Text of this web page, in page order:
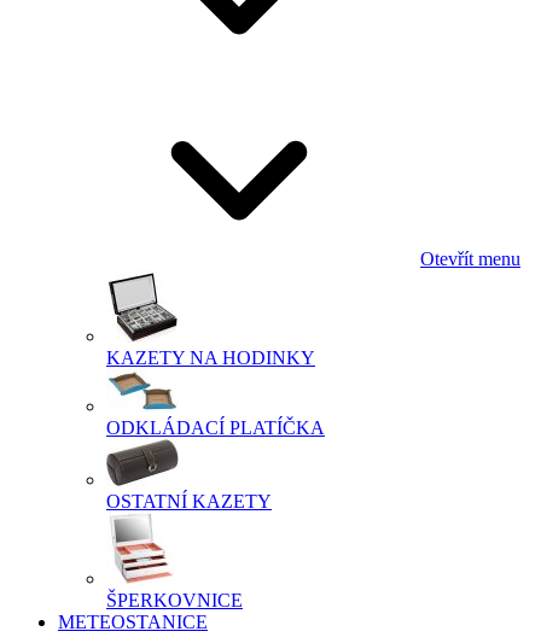
Otevřít menu
KAZETY NA HODINKY
ODKLÁDACÍ PLATÍČKA
OSTATNÍ KAZETY
ŠPERKOVNICE
METEOSTANICE